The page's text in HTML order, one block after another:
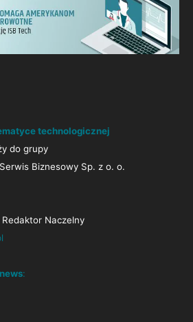
technologicznej
do grupy
Biznesowy Sp. z o. o.
Naczelny
: